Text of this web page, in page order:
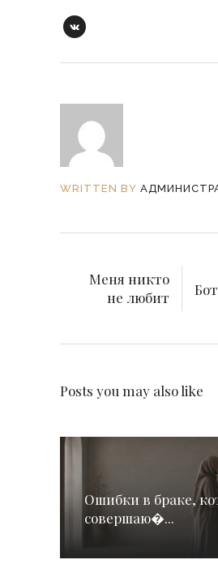
WRITTEN BY
Меня никто
не любит
Posts you may also like
Ошибки в браке,
совершаю�...